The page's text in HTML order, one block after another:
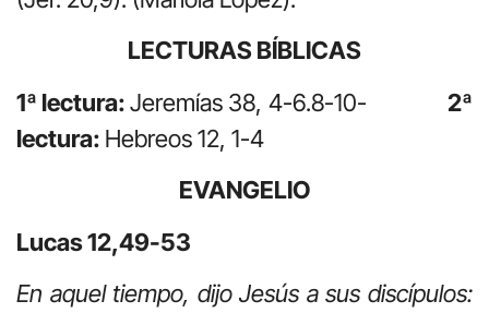
LECTURAS BÍBLICAS
1ª lectura:Jeremías 38, 4-6.8-10- 2ª
lectura: Hebreos 12, 1-4
EVANGELIO
Lucas 12,49-53
En aquel tiempo, dijo Jesús a sus discípulos: